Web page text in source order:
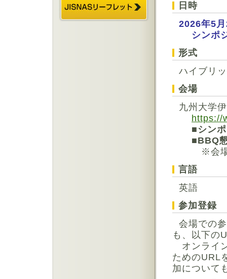
日時
2026年5
シンポジ
形式
ハイブリ
会場
九州大学
https://
■ シン
■BBQ
※会場の
言語
英語
参加登録
会場での
も、以下の
オンライ
ためのURL
加について